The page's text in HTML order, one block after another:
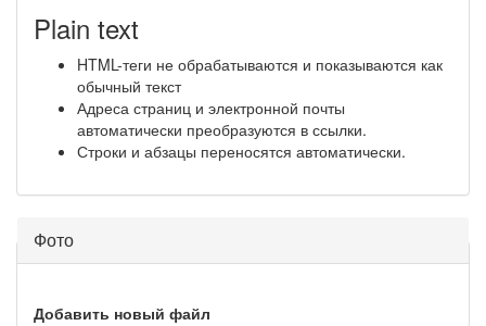
Plain text
HTML-теги не обрабатываются и показываются как
обычный текст
Адреса страниц и электронной почты
автоматически преобразуются в ссылки.
Строки и абзацы переносятся автоматически.
Фото
Добавить новый файл